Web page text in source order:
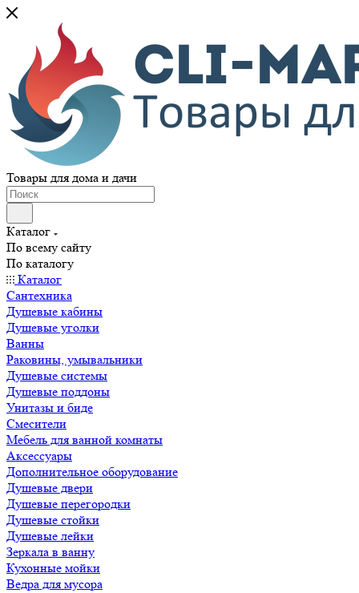
Товары для дома и дачи
Каталог
По всему сайту
По каталогу
Каталог
Сантехника
Душевые кабины
Душевые уголки
Ванны
Раковины, умывальники
Душевые системы
Душевые поддоны
Унитазы и биде
Смесители
Мебель для ванной комнаты
Аксессуары
Дополнительное оборудование
Душевые двери
Душевые перегородки
Душевые стойки
Душевые лейки
Зеркала в ванну
Кухонные мойки
Ведра для мусора